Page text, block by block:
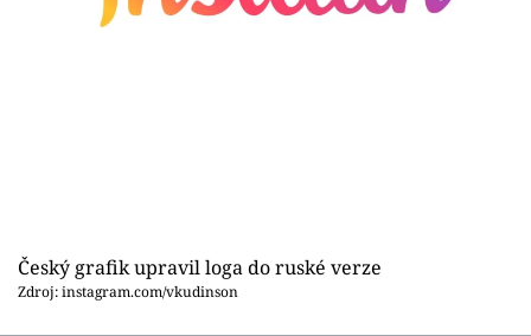
Český grafik upravil loga do ruské verze
Zdroj: instagram.com/vkudinson